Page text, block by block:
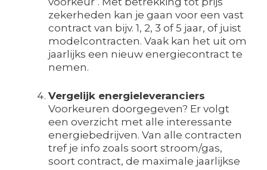
zekerheden kan je gaan voor een vast
contract van bijv. 1, 2, 3 of 5 jaar, of juist
modelcontracten. Vaak kan het uit om
jaarlijks een nieuw energiecontract te
nemen.
Vergelijk energieleveranciers
Voorkeuren doorgegeven? Er volgt
een overzicht met alle interessante
energiebedrijven. Van alle contracten
tref je info zoals soort stroom/gas,
soort contract, de maximale jaarlijkse